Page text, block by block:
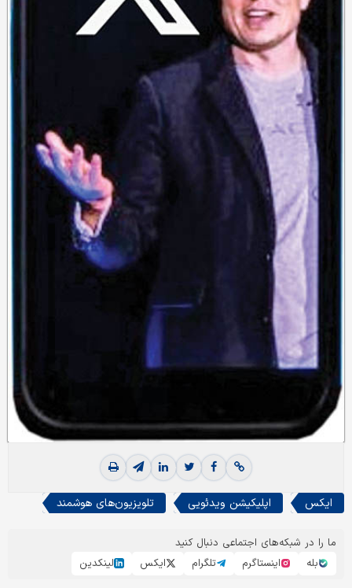
ايکس اپليکيشن ويدئويي تلويزيون‌هاي هوشمند
ما را در شبکه‌های اجتماعی دنبال کنید
بله
اینستاگرم تلگرام ایکس لینکدین